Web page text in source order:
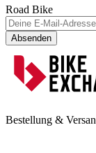
Road Bike
Absenden
Bestellung &